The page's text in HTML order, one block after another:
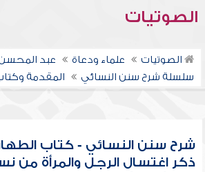
الصوتيات
الصوتيات علماء ودعاة
عبد المحسن
سلسلة شرح سنن النسائي
المقدمة
شرح سنن النسائي - كتاب
ذكر اغتسال الرجل والمرأة من